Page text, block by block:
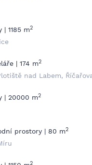
| 1185 m2
| 174 m2
nad Labem,
| 20000 m2
prostory | 80 m2
2